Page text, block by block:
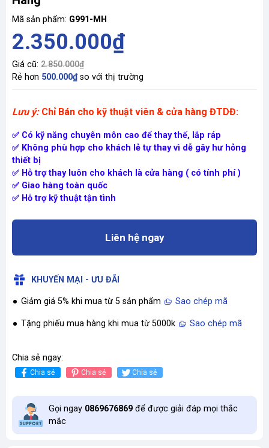
Mã sản phẩm: G991-MH
2.350.000₫
Giá cũ: 2.850.000₫
Rẻ hơn 500.000₫so với thị trường
Lưu ý: Chỉ Bán cho kỹ thuật viên & cửa hàng ĐTDĐ:
✅ Có kỹ năng chuyên môn cao để thay thế, lắp ráp
✅ Không phù hợp cho khách lẻ tự thay vì dễ gây hư hỏng
thiết bị
✅ Hỗ trợ thay luôn cho khách là cửa hàng ( có tính phí )
✅ Giao hàng toàn quốc
✅ Hỗ trợ kỹ thuật tận tình
Liên hệ ngay
KHUYẾN MẠI - ƯU ĐÃI
Giảm giá 5% khi mua từ 5 sản phẩm Sao chép mã
Tặng phiếu mua hàng khi mua từ 5000k Sao chép mã
Chia sẻ ngay:
Chia sẻ Chia sẻ Chia sẻ
Gọi ngay 0869676869 để được giải đáp mọi thắc
mắc